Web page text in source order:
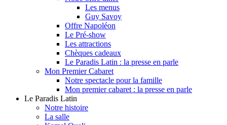
Les menus
Guy Savoy
Offre Napoléon
Le Pré-show
Les attractions
Chèques cadeaux
Le Paradis Latin : la presse en parle
Mon Premier Cabaret
Notre spectacle pour la famille
Mon premier cabaret : la presse en parle
Le Paradis Latin
Notre histoire
La salle